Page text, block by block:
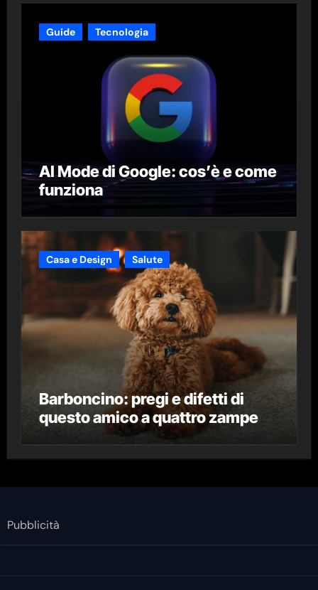
Guide Tecnologia
AI Mode di Google: cos’è e come
funziona
Casa e Design Salute
Barboncino: pregi e difetti di
questo amico a quattro zampe
Pubblicità